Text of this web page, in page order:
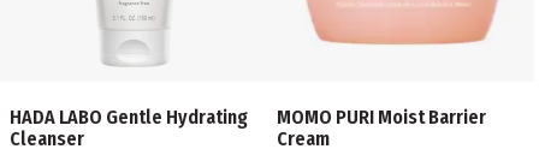
HADA LABO Gentle Hydrating
Cleanser
MOMO PURI Moist Barrier
Cream